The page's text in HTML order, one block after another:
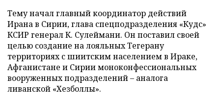
Тему начал главный координатор действий
Ирана в Сирии, глава спецподразделения «Кудс»
КСИР генерал К. Сулеймани. Он поставил своей
целью создание на лояльных Тегерану
территориях с шиитским населением в Ираке,
Афганистане и Сирии моноконфессиональных
вооруженных подразделений – аналога
ливанской «Хезболлы».